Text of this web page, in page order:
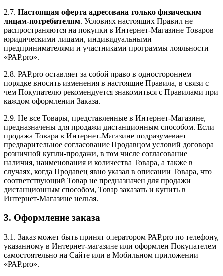
2.7. Настоящая оферта адресована только физическим
лицам-потребителям. Условиях настоящих Правил не
распространяются на покупки в Интернет-Магазине Товаров
юридическими лицами, индивидуальными
предпринимателями и участниками программы лояльности
«РАР.pro».
2.8. РАР.pro оставляет за собой право в одностороннем
порядке вносить изменения в настоящие Правила, в связи с
чем Покупателю рекомендуется знакомиться с Правилами при
каждом оформлении Заказа.
2.9. Не все Товары, представленные в Интернет-Магазине,
предназначены для продажи дистанционным способом. Если
продажа Товара в Интернет-Магазине подразумевает
предварительное согласование Продавцом условий договора
розничной купли-продажи, в том числе согласование
наличия, наименования и количества Товара, а также в
случаях, когда Продавец явно указал в описании Товара, что
соответствующий Товар не предназначен для продажи
дистанционным способом, Товар заказать и купить в
Интернет-Магазине нельзя.
3. Оформление заказа
3.1. Заказ может быть принят оператором РАР.pro по телефону,
указанному в Интернет-магазине или оформлен Покупателем
самостоятельно на Сайте или в Мобильном приложении
«РАР.pro».